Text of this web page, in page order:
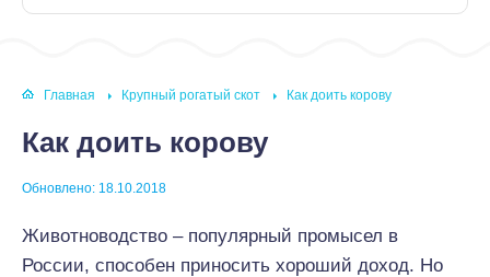
Главная Крупный рогатый скот Как доить корову
Как доить корову
Обновлено: 18.10.2018
Животноводство – популярный промысел в
России, способен приносить хороший доход. Но